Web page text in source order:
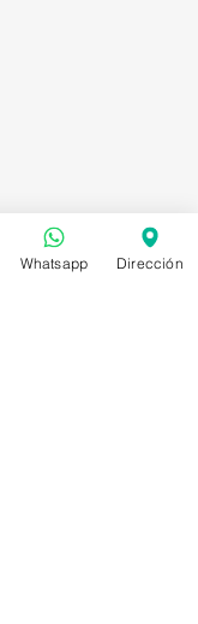
Whatsapp Dirección